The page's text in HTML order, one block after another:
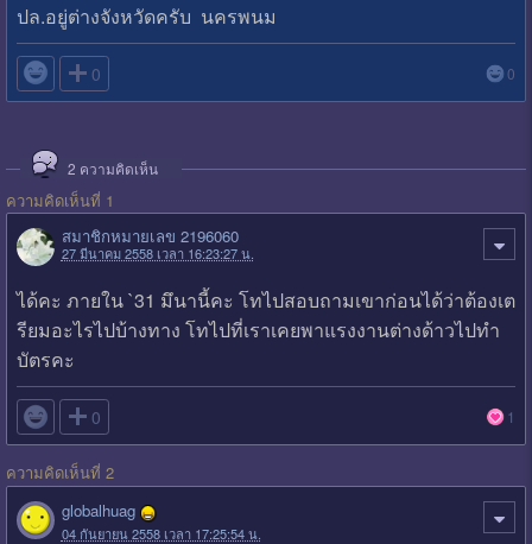
ปล.อยู่ต่างจังหวัดครับ นครพนม
 0 0
2 ความคิดเห็น
ความคิดเห็นที่ 1
สมาชิกหมายเลข 2196060
27 มีนาคม 2558 เวลา 16:23:27 น.
ได้คะ ภายใน `31 มึนานี้คะ โทไปสอบถามเขาก่อนได้ว่าต้องเต
รียมอะไรไปบ้างทาง โทไปที่เราเคยพาแรงงานต่างด้าวไปทำ
บัตรคะ
 0 1
ความคิดเห็นที่ 2
globalhuag
04 กันยายน 2558 เวลา 17:25:54 น.